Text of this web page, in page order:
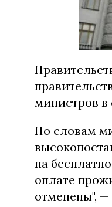
министров в
По словам
на
оплате
отменены",